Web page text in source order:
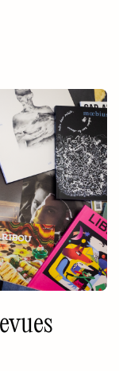
veillé par
et sa pensée